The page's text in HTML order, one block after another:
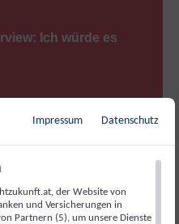
Ich würde es
seit vier Jahren als
sie bis heute keinen
In unserem Blog-
Impressum Datenschutz
der Website von
und Versicherungen in
Partnern (5), um unsere Dienste